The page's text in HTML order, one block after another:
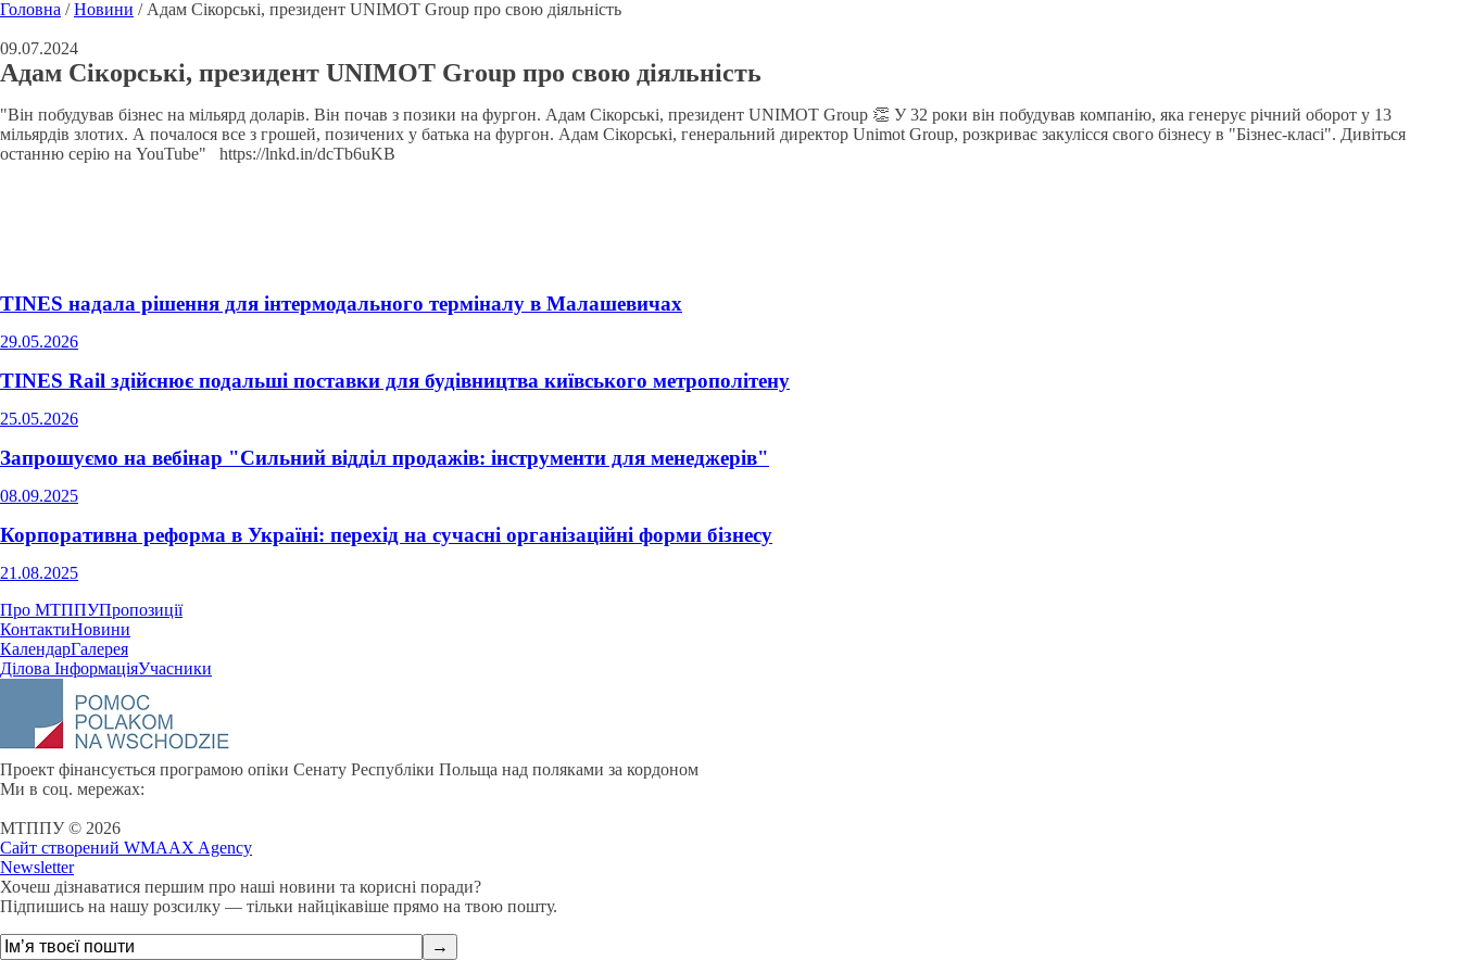
Головна / Новини / Адам Сікорські, президент UNIMOT Group про свою діяльність
09.07.2024
Адам Сікорські, президент UNIMOT Group про свою діяльність
"Він побудував бізнес на мільярд доларів. Він почав з позики на фургон. Адам Сікорські, президент UNIMOT Group 👏 У 32 роки він побудував компанію, яка генерує річний оборот у 13
мільярдів злотих. А почалося все з грошей, позичених у батька на фургон. Адам Сікорські, генеральний директор Unimot Group, розкриває закулісся свого бізнесу в "Бізнес-класі". Дивіться
останню серію на YouTube" https://lnkd.in/dcTb6uKB
TINES надала рішення для інтермодального терміналу в Малашевичах
29.05.2026
TINES Rail здійснює подальші поставки для будівництва київського метрополітену
25.05.2026
Запрошуємо на вебінар "Сильний відділ продажів: інструменти для менеджерів"
08.09.2025
Корпоративна реформа в Україні: перехід на сучасні організаційні форми бізнесу
21.08.2025
Про МТППУПропозиції
КонтактиНовини
КалендарГалерея
Ділова ІнформаціяУчасники
Проект фінансується програмою опіки Сенату Республіки Польща над поляками за кордоном
Ми в соц. мережах:
МТППУ © 2026
Сайт створений WMAAX Agency
Newsletter
Хочеш дізнаватися першим про наші новини та корисні поради?
Підпишись на нашу розсилку — тільки найцікавіше прямо на твою пошту.